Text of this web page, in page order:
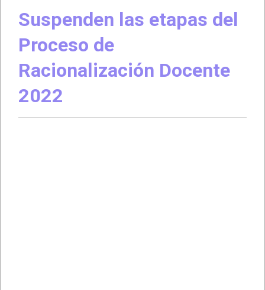
Suspenden las etapas del
Proceso de
Racionalización Docente
2022